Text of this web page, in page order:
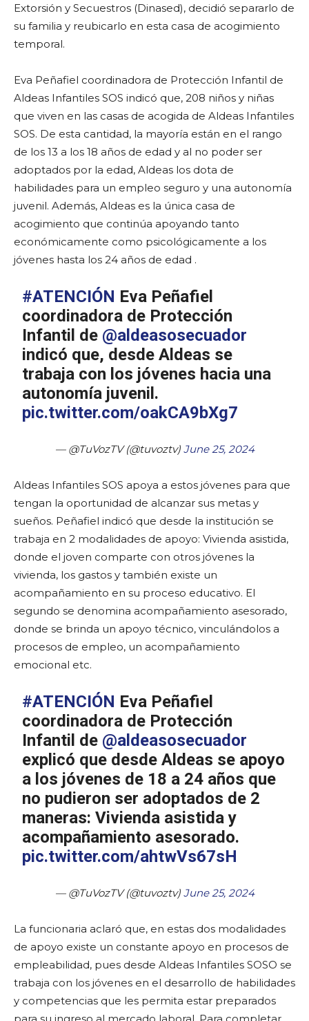
Extorsión y Secuestros (Dinased), decidió separarlo de
su familia y reubicarlo en esta casa de acogimiento
temporal.
Eva Peñafiel coordinadora de Protección Infantil de
Aldeas Infantiles SOS indicó que, 208 niños y niñas
que viven en las casas de acogida de Aldeas Infantiles
SOS. De esta cantidad, la mayoría están en el rango
de los 13 a los 18 años de edad y al no poder ser
adoptados por la edad, Aldeas los dota de
habilidades para un empleo seguro y una autonomía
juvenil. Además, Aldeas es la única casa de
acogimiento que continúa apoyando tanto
económicamente como psicológicamente a los
jóvenes hasta los 24 años de edad .
#ATENCIÓN Eva Peñafiel
coordinadora de Protección
Infantil de @aldeasosecuador
indicó que, desde Aldeas se
trabaja con los jóvenes hacia una
autonomía juvenil.
pic.twitter.com/oakCA9bXg7
— @TuVozTV (@tuvoztv) June 25, 2024
Aldeas Infantiles SOS apoya a estos jóvenes para que
tengan la oportunidad de alcanzar sus metas y
sueños. Peñafiel indicó que desde la institución se
trabaja en 2 modalidades de apoyo: Vivienda asistida,
donde el joven comparte con otros jóvenes la
vivienda, los gastos y también existe un
acompañamiento en su proceso educativo. El
segundo se denomina acompañamiento asesorado,
donde se brinda un apoyo técnico, vinculándolos a
procesos de empleo, un acompañamiento
emocional etc.
#ATENCIÓN Eva Peñafiel
coordinadora de Protección
Infantil de @aldeasosecuador
explicó que desde Aldeas se apoyo
a los jóvenes de 18 a 24 años que
no pudieron ser adoptados de 2
maneras: Vivienda asistida y
acompañamiento asesorado.
pic.twitter.com/ahtwVs67sH
— @TuVozTV (@tuvoztv) June 25, 2024
La funcionaria aclaró que, en estas dos modalidades
de apoyo existe un constante apoyo en procesos de
empleabilidad, pues desde Aldeas Infantiles SOSO se
trabaja con los jóvenes en el desarrollo de habilidades
y competencias que les permita estar preparados